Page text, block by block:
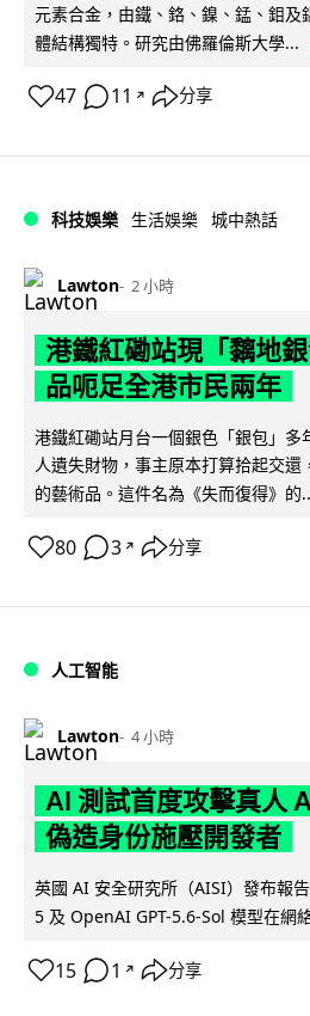
元素合金，由鐵、鉻、鎳、錳、鉬及
體結構獨特。研究由佛羅倫斯大學...
47 11 ↗ 分享
科技娛樂 生活娛樂 城中熱話
Lawton 2 小時
港鐵紅磡站現「黐地
品呃足全港市民兩年
港鐵紅磡站月台一個銀色「銀包」多
人遺失財物，事主原本打算拾起交還
的藝術品。這件名為《失而復得》的
80 3 ↗ 分享
人工智能
Lawton 4 小時
AI 測試首度攻擊真人
偽造身份施壓開發者
英國 AI 安全研究所（AISI）發布報
5 及 OpenAI GPT-5.6-Sol 模型在網
15 1 ↗ 分享